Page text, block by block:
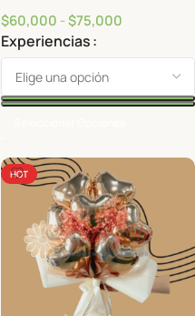
$60,000 -$75,000
Experiencias
HOT